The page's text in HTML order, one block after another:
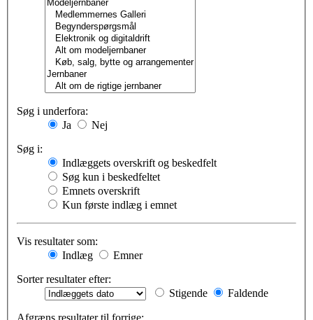
Søg i underfora:
Ja
Nej
Søg i:
Indlæggets overskrift og beskedfelt
Søg kun i beskedfeltet
Emnets overskrift
Kun første indlæg i emnet
Vis resultater som:
Indlæg
Emner
Sorter resultater efter:
Stigende
Faldende
Afgræns resultater til forrige: